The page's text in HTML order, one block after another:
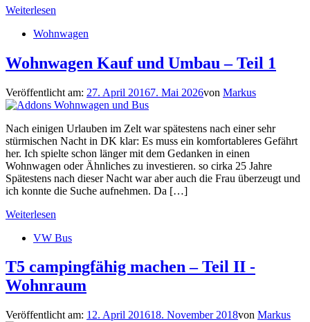
Weiterlesen
Wohnwagen
Wohnwagen Kauf und Umbau – Teil 1
Veröffentlicht am: 27. April 20167. Mai 2026von Markus
Nach einigen Urlauben im Zelt war spätestens nach einer sehr
stürmischen Nacht in DK klar: Es muss ein komfortableres Gefährt
her. Ich spielte schon länger mit dem Gedanken in einen
Wohnwagen oder Ähnliches zu investieren. so cirka 25 Jahre
Spätestens nach dieser Nacht war aber auch die Frau überzeugt und
ich konnte die Suche aufnehmen. Da […]
Weiterlesen
VW Bus
T5 campingfähig machen – Teil II -
Wohnraum
Veröffentlicht am: 12. April 201618. November 2018von Markus